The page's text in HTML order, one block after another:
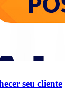
seu cliente